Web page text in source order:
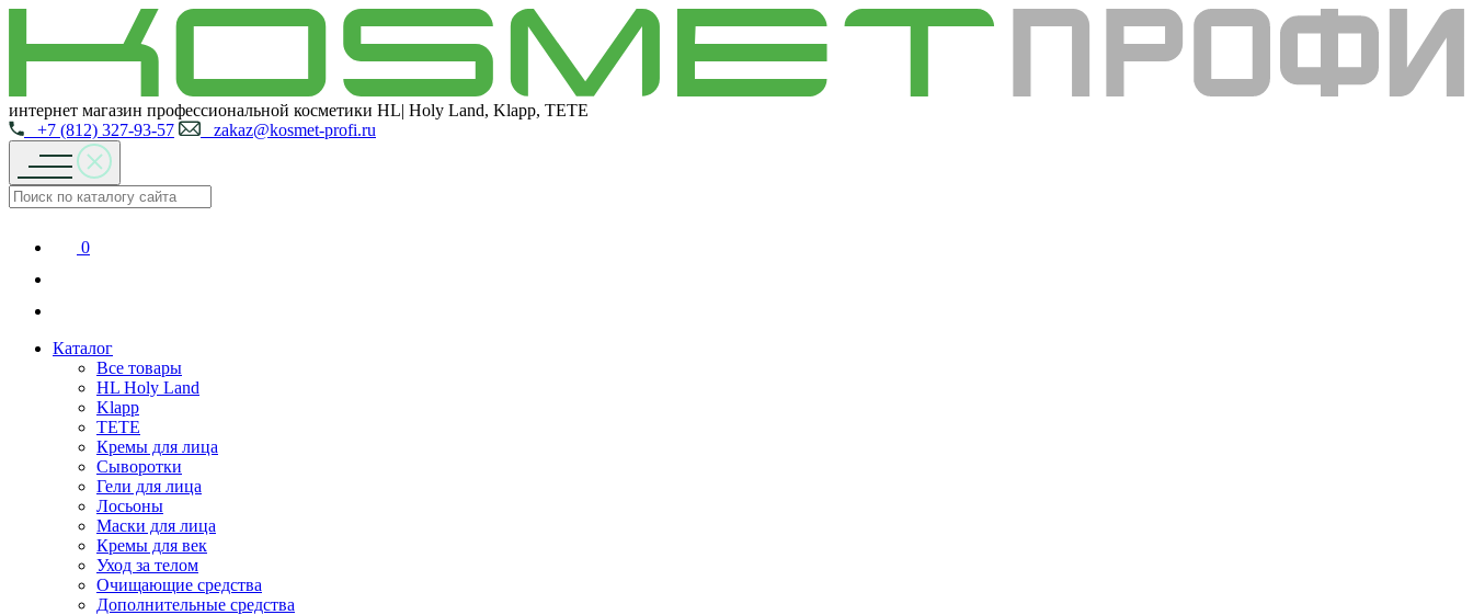
интернет магазин профессиональной косметики HL| Holy Land, Klapp, TETE
+7 (812) 327-93-57
zakaz@kosmet-profi.ru
0
Каталог
Все товары
HL Holy Land
Klapp
TETE
Кремы для лица
Сыворотки
Гели для лица
Лосьоны
Маски для лица
Кремы для век
Уход за телом
Очищающие средства
Дополнительные средства